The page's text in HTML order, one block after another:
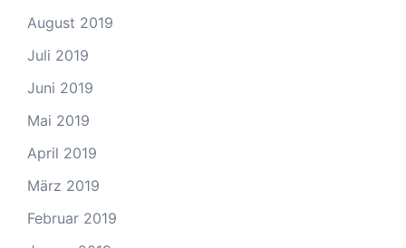
August 2019
Juli 2019
Juni 2019
Mai 2019
April 2019
März 2019
Februar 2019